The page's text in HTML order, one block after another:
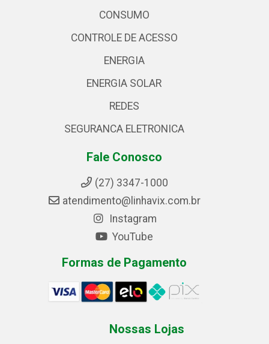
CONSUMO
CONTROLE DE ACESSO
ENERGIA
ENERGIA SOLAR
REDES
SEGURANCA ELETRONICA
Fale Conosco
(27) 3347-1000
atendimento@linhavix.com.br
Instagram
YouTube
Formas de Pagamento
Nossas Lojas